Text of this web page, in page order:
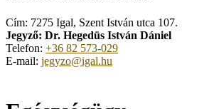
Cím: 7275 Igal, Szent István utca 107.
Jegyző: Dr. Hegedüs István Dániel
Telefon: +36 82 573-029
E-mail: jegyzo@igal.hu